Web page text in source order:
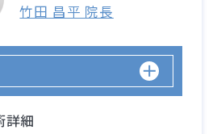
竹田 昌平 院長
詳細